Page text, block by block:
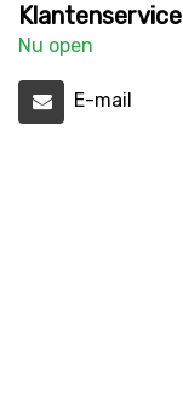
Klantenservice
Nu open
E-mail